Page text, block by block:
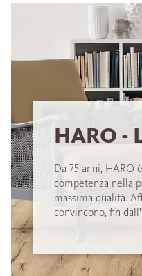
HARO -
Da 75 anni, HARO
competenza nella
massima qualità.
convincono, fin